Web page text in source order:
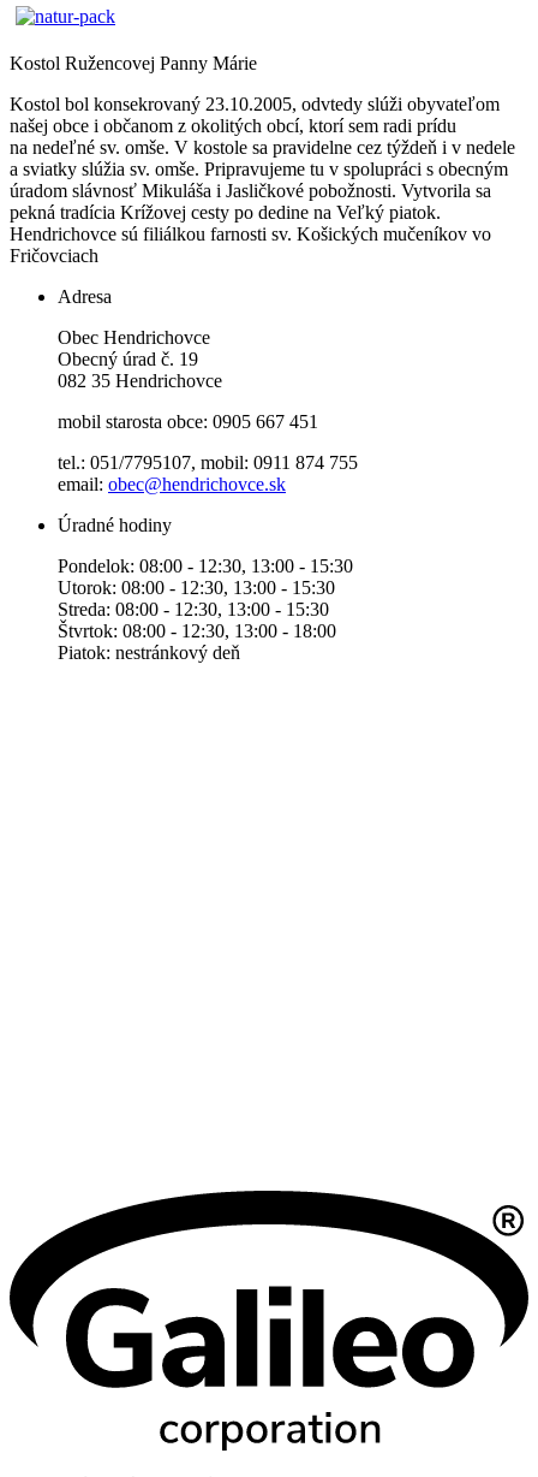
Kostol Ružencovej Panny Márie
Kostol bol konsekrovaný 23.10.2005, odvtedy slúži obyvateľom
našej obce i občanom z okolitých obcí, ktorí sem radi prídu
na nedeľné sv. omše. V kostole sa pravidelne cez týždeň i v nedele
a sviatky slúžia sv. omše. Pripravujeme tu v spolupráci s obecným
úradom slávnosť Mikuláša i Jasličkové pobožnosti. Vytvorila sa
pekná tradícia Krížovej cesty po dedine na Veľký piatok.
Hendrichovce sú filiálkou farnosti sv. Košických mučeníkov vo
Fričovciach
Adresa
Obec Hendrichovce
Obecný úrad č. 19
082 35 Hendrichovce
mobil starosta obce: 0905 667 451
tel.: 051/7795107, mobil: 0911 874 755
email: obec@hendrichovce.sk
Úradné hodiny
Pondelok: 08:00 - 12:30, 13:00 - 15:30
Utorok: 08:00 - 12:30, 13:00 - 15:30
Streda: 08:00 - 12:30, 13:00 - 15:30
Štvrtok: 08:00 - 12:30, 13:00 - 18:00
Piatok: nestránkový deň